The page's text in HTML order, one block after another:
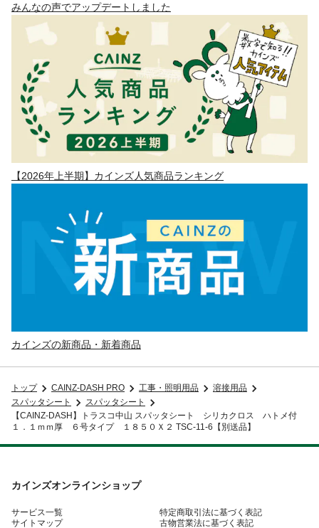
みんなの声でアップデートしました
【2026年上半期】カインズ人気商品ランキング
カインズの新商品・新着商品
トップ CAINZ-DASH PRO 工事・照明用品
溶接用品
スパッタシート
スパッタシート
【CAINZ-DASH】トラスコ中山 スパッタシート シリカクロス ハトメ付
１．１ｍｍ厚 ６号タイプ １８５０Ｘ２ TSC-11-6【別送品】
カインズオンラインショップ
サービス一覧
サイトマップ
特定商取引法に基づく表記
古物営業法に基づく表記